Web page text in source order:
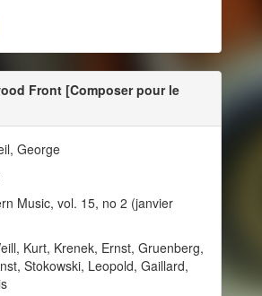
Front [Composer pour le
George
Music, vol. 15, no 2 (janvier
Kurt, Krenek, Ernst, Gruenberg,
Stokowski, Leopold, Gaillard,